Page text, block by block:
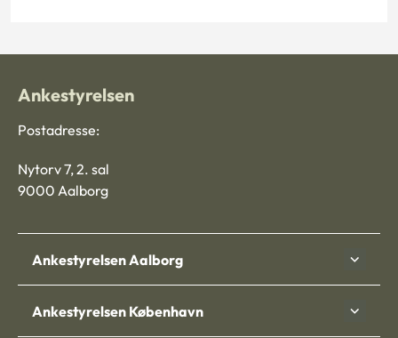
Ankestyrelsen
Postadresse:
Nytorv 7, 2. sal
9000 Aalborg
Ankestyrelsen Aalborg
Ankestyrelsen København